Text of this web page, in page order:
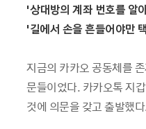
'상대방의 계좌 번호를 알
'길에서 손을 흔들어야만
지금의 카카오 공동체를
문들이었다. 카카오톡 지
것에 의문을 갖고 출발했